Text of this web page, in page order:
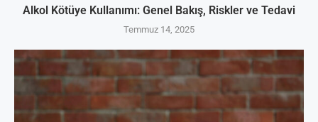
Alkol Kötüye Kullanımı: Genel Bakış, Riskler ve Tedavi
Temmuz 14, 2025